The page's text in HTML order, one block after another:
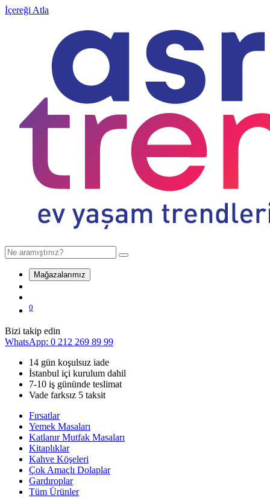
İçereği Atla
Mağazalarımız
0
Bizi takip edin
WhatsApp: 0 212 269 89 99
14 gün koşulsuz iade
İstanbul içi kurulum dahil
7-10 iş gününde teslimat
Vade farksız 5 taksit
Fırsatlar
Yemek Masaları
Katlanır Mutfak Masaları
Kitaplıklar
Kahve Köşeleri
Çok Amaçlı Dolaplar
Gardıroplar
Tüm Ürünler